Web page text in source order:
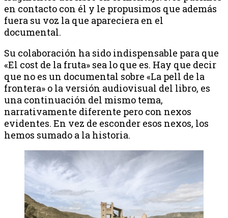
en contacto con él y le propusimos que además
fuera su voz la que apareciera en el
documental.
Su colaboración ha sido indispensable para que
«El cost de la fruta» sea lo que es. Hay que decir
que no es un documental sobre «La pell de la
frontera» o la versión audiovisual del libro, es
una continuación del mismo tema,
narrativamente diferente pero con nexos
evidentes. En vez de esconder esos nexos, los
hemos sumado a la historia.